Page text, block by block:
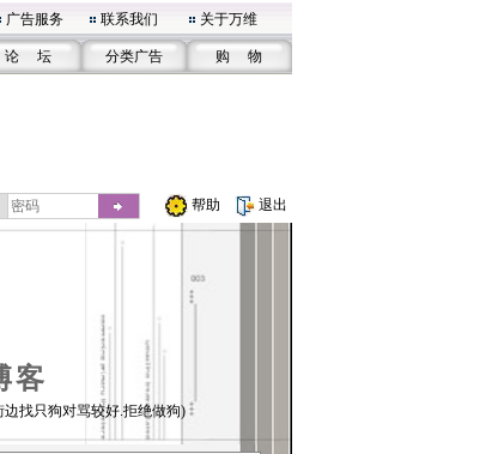
广告服务 联系我们 关于万维
论 坛 分类广告 购 物
帮助 退出
客
找只狗对骂较好.拒绝做狗)